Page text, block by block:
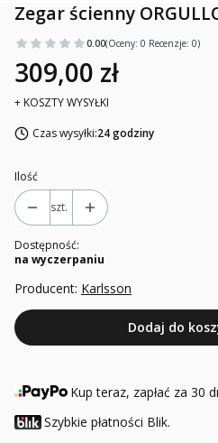
Zegar ścienny
0.00(Oceny: 0 Recenzje: 0)
309,00 zł
+ KOSZTY WYSYŁKI
Czas wysyłki:24 godziny
Ilość
szt.
Dostępność:
na wyczerpaniu
Producent: Karlsson
Dodaj do
Kup teraz, zapłać za 30
Szybkie płatności Blik.